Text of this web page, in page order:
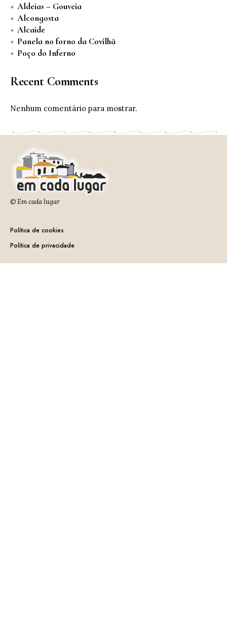
Aldeias – Gouveia
Alcongosta
Alcaide
Panela no forno da Covilhã
Poço do Inferno
Recent Comments
Nenhum comentário para mostrar.
© Em cada lugar
Política de cookies
Política de privacidade